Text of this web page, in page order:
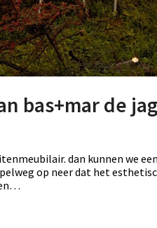
bas+mar de
dan kunnen we
op neer dat het